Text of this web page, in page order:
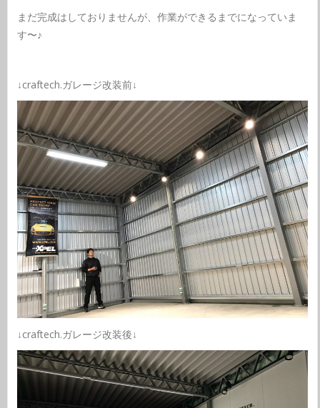
まだ完成はしておりませんが、作業ができるまでになっていま
す〜♪
↓craftech.ガレージ改装前↓
↓craftech.ガレージ改装後↓